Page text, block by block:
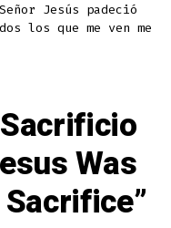
Jesús padeció
los que me ven me
Was